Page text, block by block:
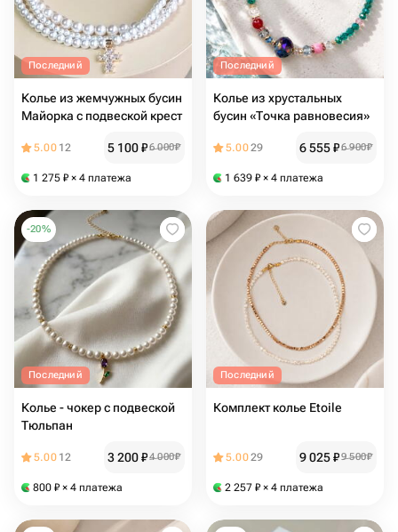
Последний
Колье из жемчужных бусин
Майорка с подвеской крест
5.00 12 5 100₽6 000₽
1 275 ₽ × 4 платежа
Последний
Колье из хрустальных
бусин «Точка равновесия»
5.0029 6 555₽6 900₽
1 639 ₽ × 4 платежа
-20%
Последний
Колье - чокер с подвеской
Тюльпан
5.00 12 3 200₽4 000₽
800 ₽ × 4 платежа
Последний
Комплект колье Etoile
5.0029 9 025₽9 500₽
2 257 ₽ × 4 платежа